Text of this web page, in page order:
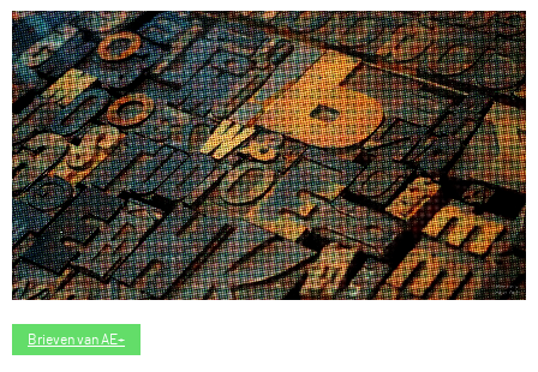
Brieven van AE+